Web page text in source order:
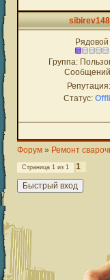
Рядовой
Группа:
Репутация:
Статус:
Форум » Ремонт
Страница 1 из 1 1